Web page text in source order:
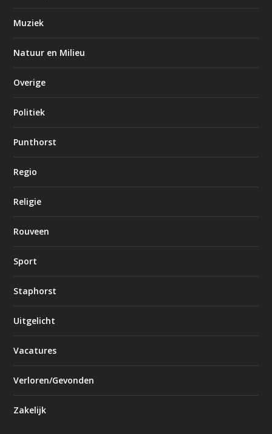
Muziek
Natuur en Milieu
Overige
Politiek
Punthorst
Regio
Religie
Rouveen
Sport
Staphorst
Uitgelicht
Vacatures
Verloren/Gevonden
Zakelijk